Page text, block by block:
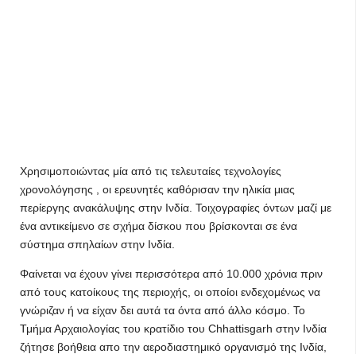
Χρησιμοποιώντας μία από τις τελευταίες τεχνολογίες
χρονολόγησης , οι ερευνητές καθόρισαν την ηλικία μιας
περίεργης ανακάλυψης στην Ινδία. Τοιχογραφίες όντων μαζί με
ένα αντικείμενο σε σχήμα δίσκου που βρίσκονται σε ένα
σύστημα σπηλαίων στην Ινδία.
Φαίνεται να έχουν γίνει περισσότερα από 10.000 χρόνια πριν
από τους κατοίκους της περιοχής, οι οποίοι ενδεχομένως να
γνώριζαν ή να είχαν δει αυτά τα όντα από άλλο κόσμο. Το
Τμήμα Αρχαιολογίας του κρατίδιο του Chhattisgarh στην Ινδία
ζήτησε βοήθεια απο την αεροδιαστημικό οργανισμό της Ινδία,